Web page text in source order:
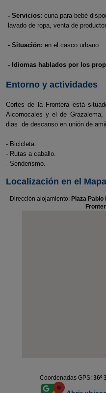
- Servicios: cuna para bebé
lavado de ropa, venta de
- Situación: en el casco urbano.
- Idiomas hablados por los
Entorno y actividades
Cortes de la Frontera está
Alcornocales y el de
dias de descanso en unión de
- Bicicleta.
- Rutas a caballo.
- Senderismo.
Localización en el Mapa
Dirección alojamiento: Plaza
Coordenadas GPS: 36º